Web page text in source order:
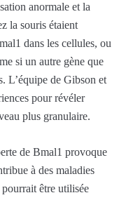
anormale et la
la souris étaient
dans les cellules, ou
si un autre gène que
L’équipe de Gibson et
pour révéler
plus granulaire.
de Bmal1 provoque
à des maladies
être utilisée